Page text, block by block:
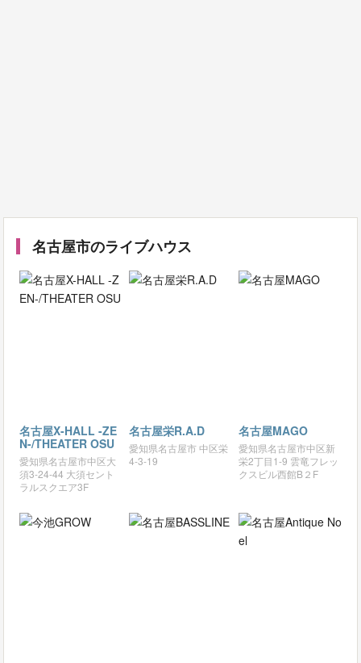
名古屋市のライブハウス
名古屋X-HALL -ZE
N-/THEATER OSU
愛知県名古屋市中区大
須3-24-44 大須セント
ラルスクエア3F
名古屋栄R.A.D
愛知県名古屋市 中区栄
4-3-19
名古屋MAGO
愛知県名古屋市中区新
栄2丁目1-9 雲竜フレッ
クスビル西館B２F